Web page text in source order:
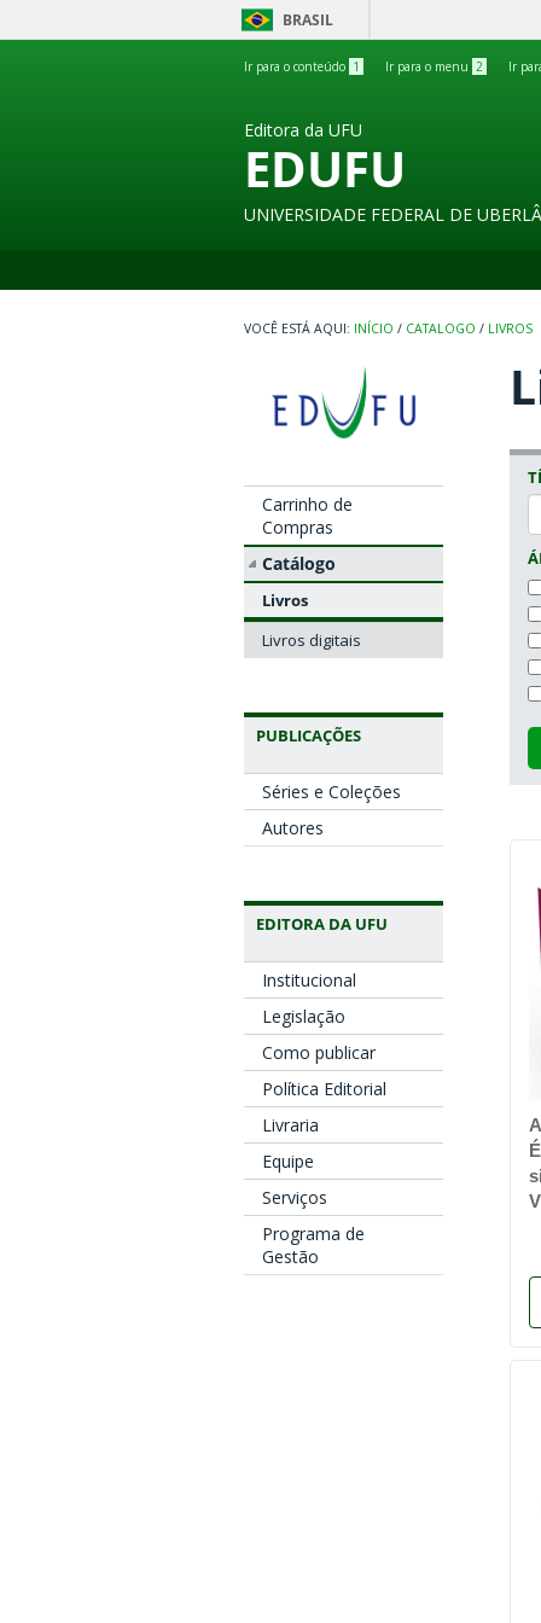
BRASIL
Ir para o conteúdo 1 Ir para o menu 2 Ir
Editora da UFU
EDUFU
UNIVERSIDADE FEDERAL DE
INÍCIO / CATALOGO / LIVROS
Carrinho de
Compras
Catálogo
Livros
Livros digitais
PUBLICAÇÕES
Séries e Coleções
Autores
EDITORA DA UFU
Institucional
Legislação
Como publicar
Política Editorial
Livraria
Equipe
Serviços
Programa de
Gestão